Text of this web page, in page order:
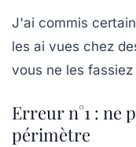
J'ai commis
les ai vues chez
vous ne les fassiez
Erreur n°1 : ne
périmètre